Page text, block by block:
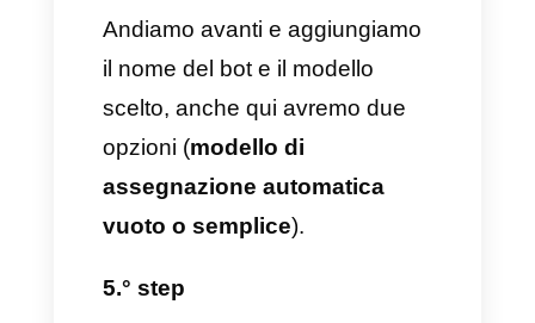
sempre alla ricerca di una
qualifica dei contatti, utilizzando
dei criteri ben specifici da
assegnare ad un team umano
qualificato. Questi processi
manualmente dagli agenti, ma